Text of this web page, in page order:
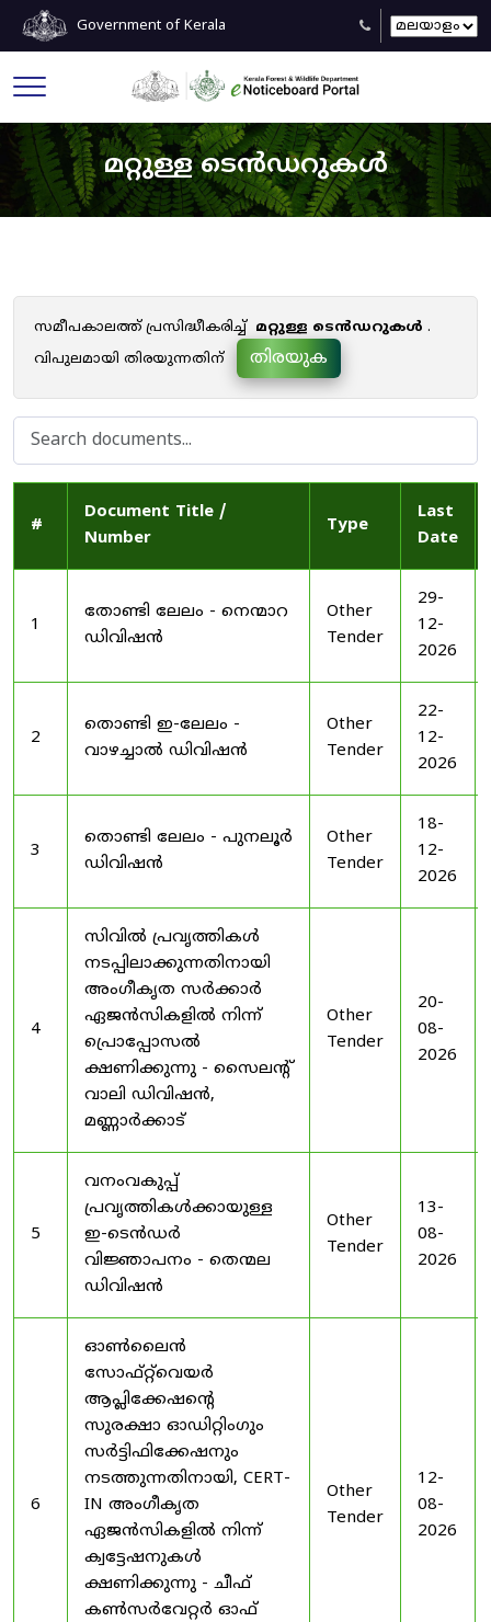
Government of Kerala
മറ്റുള്ള ടെൻഡറുകൾ
സമീപകാലത്ത് പ്രസിദ്ധീകരിച്ച് മറ്റുള്ള ടെൻഡറുകൾ .
വിപുലമായി തിരയുന്നതിന്
തിരയുക
#
Document Title /
Number
Type
Last
Date
1
തോണ്ടി ലേലം - നെന്മാറ
ഡിവിഷൻ
Other
Tender
29-
12-
2026
2
തൊണ്ടി ഇ-ലേലം -
വാഴച്ചാൽ ഡിവിഷൻ
Other
Tender
22-
12-
2026
3
തൊണ്ടി ലേലം - പുനലൂർ
ഡിവിഷൻ
Other
Tender
18-
12-
2026
4
സിവിൽ പ്രവൃത്തികൾ
നടപ്പിലാക്കുന്നതിനായി
അംഗീകൃത സർക്കാർ
ഏജൻസികളിൽ നിന്ന്
പ്രൊപ്പോസൽ
ക്ഷണിക്കുന്നു - സൈലന്റ്
വാലി ഡിവിഷൻ,
മണ്ണാർക്കാട്
Other
Tender
20-
08-
2026
5
വനംവകുപ്പ്
പ്രവൃത്തികൾക്കായുള്ള
ഇ-ടെൻഡർ
വിജ്ഞാപനം - തെന്മല
ഡിവിഷൻ
Other
Tender
13-
08-
2026
6
ഓൺലൈൻ
സോഫ്റ്റ്‌വെയർ
ആപ്ലിക്കേഷന്റെ
സുരക്ഷാ ഓഡിറ്റിംഗും
സർട്ടിഫിക്കേഷനും
നടത്തുന്നതിനായി, CERT-
IN അംഗീകൃത
ഏജൻസികളിൽ നിന്ന്
ക്വട്ടേഷനുകൾ
ക്ഷണിക്കുന്നു - ചീഫ്
കൺസർവേറ്റർ ഓഫ്
Other
Tender
12-
08-
2026